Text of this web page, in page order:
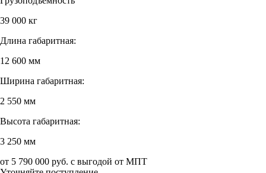
39 000 кг
Длина габаритная:
12 600 мм
Ширина габаритная:
2 550 мм
Высота габаритная:
3 250 мм
от 5 790 000 руб. с выгодой от МПТ